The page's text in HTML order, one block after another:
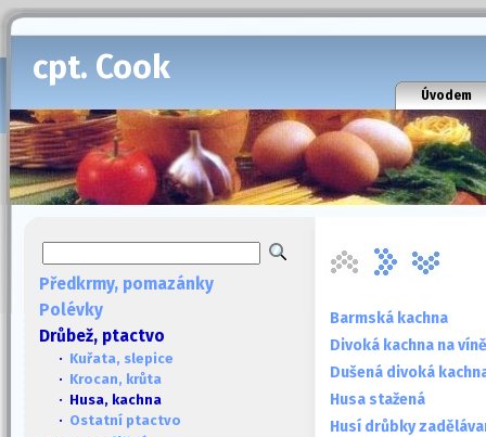
cpt. Cook
Úvodem
Předkrmy, pomazánky
Polévky
Drůbež, ptactvo
· Kuřata, slepice
· Krocan, krůta
· Husa, kachna
· Ostatní ptactvo
Barmská kachna
Divoká kachna na víně
Dušená divoká
Husa stažená
Husí drůbky